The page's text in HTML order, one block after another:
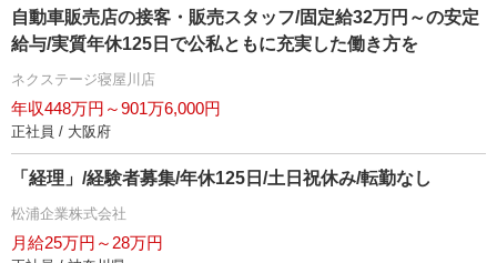
自動車販売店の接客・販売スタッフ/固定給32万円～の安定
給与/実質年休125日で公私ともに充実した働き方を
ネクステージ寝屋川店
年収448万円～901万6,000円
正社員 / 大阪府
「経理」/経験者募集/年休125日/土日祝休み/転勤なし
松浦企業株式会社
月給25万円～28万円